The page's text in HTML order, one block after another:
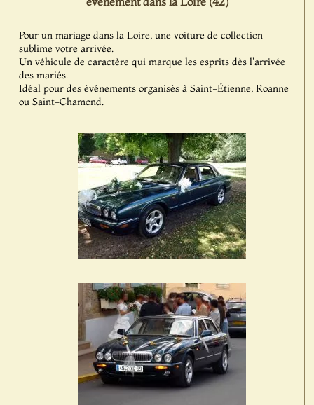
Pour un mariage dans la Loire, une voiture de collection
sublime votre arrivée.
Un véhicule de caractère qui marque les esprits dès l'arrivée
des mariés.
Idéal pour des événements organisés à Saint-Étienne, Roanne
ou Saint-Chamond.